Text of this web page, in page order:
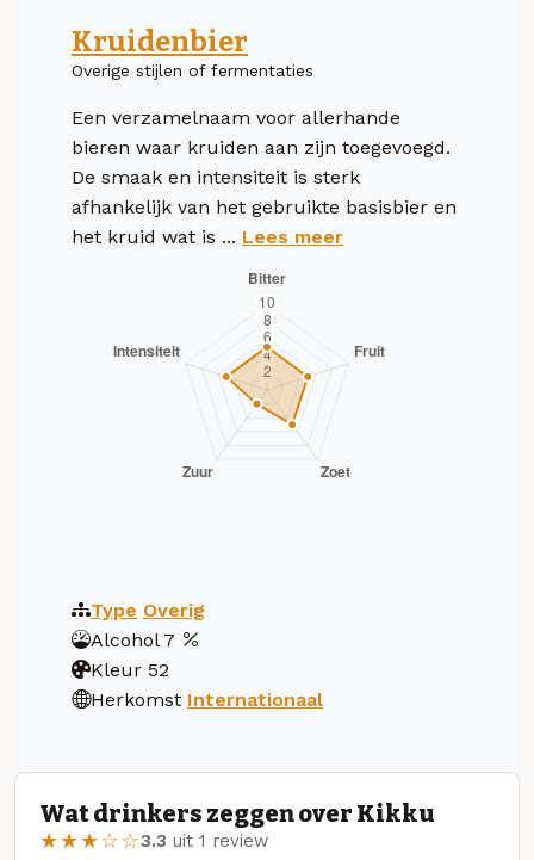
Kruidenbier
Overige stijlen of fermentaties
Een verzamelnaam voor allerhande
bieren waar kruiden aan zijn toegevoegd.
De smaak en intensiteit is sterk
afhankelijk van het gebruikte basisbier en
het kruid wat is ... Lees meer
Type Overig
Alcohol 7
Kleur 52
Herkomst Internationaal
Wat drinkers zeggen over Kikku
★★★☆☆3.3 uit 1 review